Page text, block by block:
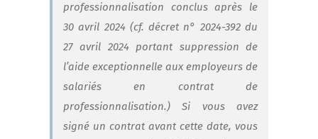
professionnalisation conclus après le
30 avril 2024 (cf. décret n° 2024-392 du
27 avril 2024 portant suppression de
l’aide exceptionnelle aux employeurs de
salariés en contrat de
professionnalisation.) Si vous avez
signé un contrat avant cette date, vous